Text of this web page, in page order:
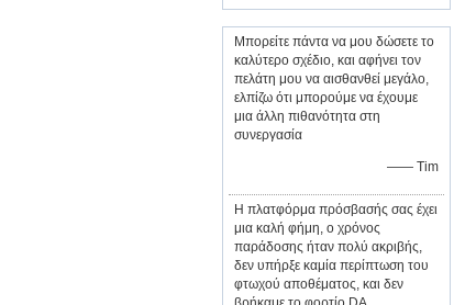
Μπορείτε πάντα να μου δώσετε το
καλύτερο σχέδιο, και αφήνει τον
πελάτη μου να αισθανθεί μεγάλο,
ελπίζω ότι μπορούμε να έχουμε
μια άλλη πιθανότητα στη
συνεργασία
—— Tim
Η πλατφόρμα πρόσβασής σας έχει
μια καλή φήμη, ο χρόνος
παράδοσης ήταν πολύ ακριβής,
δεν υπήρξε καμία περίπτωση του
φτωχού αποθέματος, και δεν